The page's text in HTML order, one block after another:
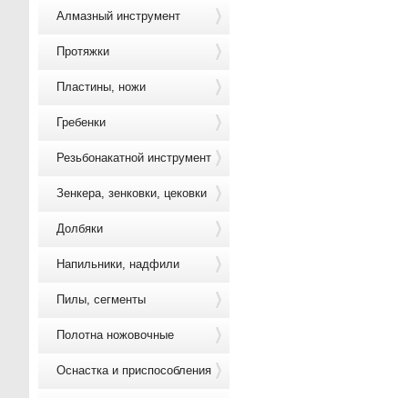
Алмазный инструмент
Протяжки
Пластины, ножи
Гребенки
Резьбонакатной инструмент
Зенкера, зенковки, цековки
Долбяки
Напильники, надфили
Пилы, сегменты
Полотна ножовочные
Оснастка и приспособления